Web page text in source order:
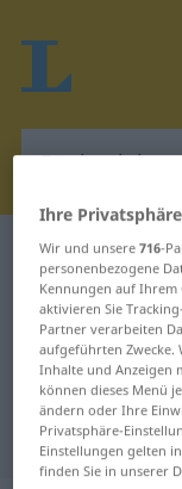
Deutsch-
Deutsch-
Ihre
Wir und unsere716-
personenbezogene
Kennungen auf Ihrem
aktivieren Sie
Partner verarbeiten
aufgeführten Zwecke.
Inhalte und Anzeigen
können dieses Menü
ändern oder Ihre
Privatsphäre-
Einstellungen gelten
finden Sie in unserer